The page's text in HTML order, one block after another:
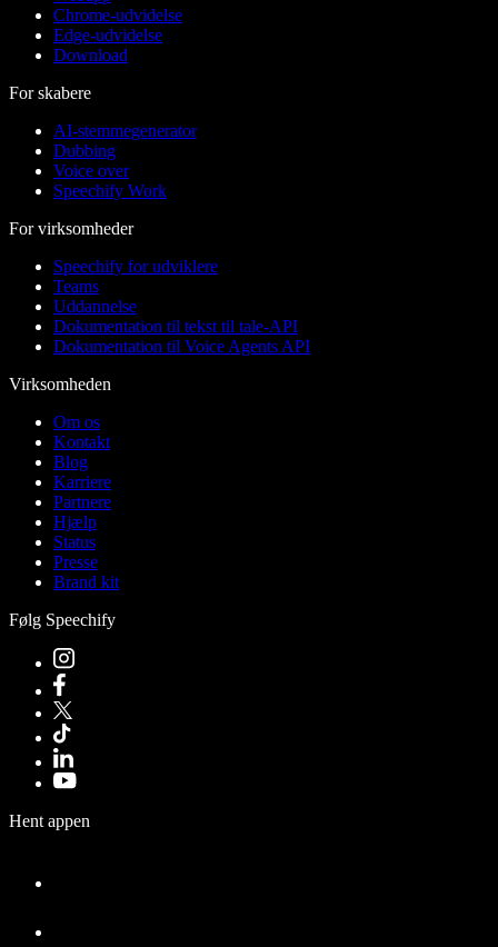
Chrome-udvidelse
Edge-udvidelse
Download
For skabere
AI-stemmegenerator
Dubbing
Voice over
Speechify Work
For virksomheder
Speechify for udviklere
Teams
Uddannelse
Dokumentation til tekst til tale-API
Dokumentation til Voice Agents API
Virksomheden
Om os
Kontakt
Blog
Karriere
Partnere
Hjælp
Status
Presse
Brand kit
Følg Speechify
Hent appen